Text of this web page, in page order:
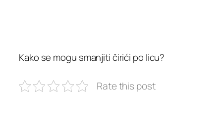
Kako se mogu smanjiti čirići po licu?
Rate this post